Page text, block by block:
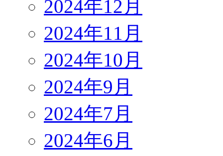
2024年12月
2024年11月
2024年10月
2024年9月
2024年7月
2024年6月